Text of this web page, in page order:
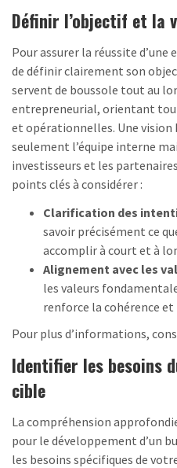
Définir l’objectif et la
Pour assurer la réussite
de définir clairement son
servent de boussole tout au
entrepreneurial, orientant
et opérationnelles. Une
seulement l’équipe interne
investisseurs et les
points clés à considérer :
Clarification des
savoir précisément ce
accomplir à court et à
Alignement avec les
les valeurs
renforce la cohérence
Pour plus d’informations,
Identifier les besoins
cible
La compréhension
pour le développement d’un
les besoins spécifiques de